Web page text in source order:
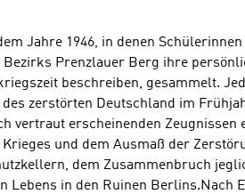
Jahre 1946, in denen
Prenzlauer Berg ihre
beschreiben, gesammelt.
zerstörten Deutschland im
vertraut erscheinenden Zeugnissen
und dem Ausmaß der
dem Zusammenbruch
Lebens in den Ruinen Berlins.Nach